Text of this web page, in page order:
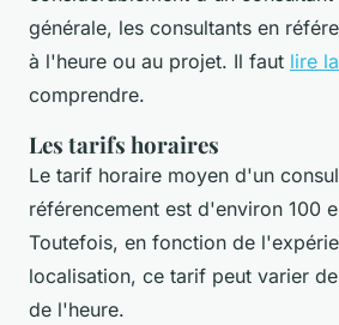
générale, les consultants en
à l'heure ou au projet. Il faut lire
comprendre.
Les tarifs horaires
Le tarif horaire moyen d'un
référencement est d'environ 100
Toutefois, en fonction de
localisation, ce tarif peut varier
de l'heure.